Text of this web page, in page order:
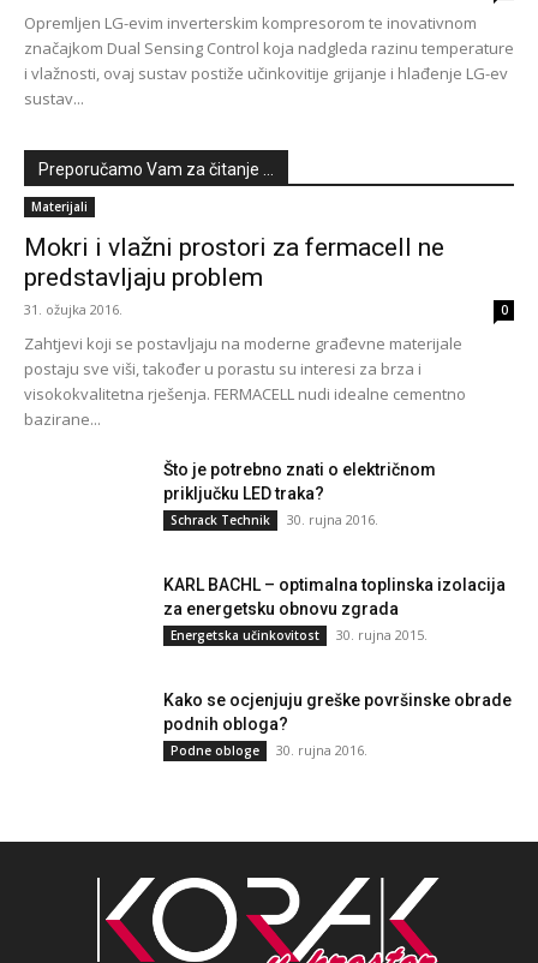
Opremljen LG-evim inverterskim kompresorom te inovativnom
značajkom Dual Sensing Control koja nadgleda razinu temperature
i vlažnosti, ovaj sustav postiže učinkovitije grijanje i hlađenje LG-ev
sustav...
Preporučamo Vam za čitanje ...
Materijali
Mokri i vlažni prostori za fermacell ne
predstavljaju problem
31. ožujka 2016. 0
Zahtjevi koji se postavljaju na moderne građevne materijale
postaju sve viši, također u porastu su interesi za brza i
visokokvalitetna rješenja. FERMACELL nudi idealne cementno
bazirane...
Što je potrebno znati o električnom
priključku LED traka?
Schrack Technik 30. rujna 2016.
KARL BACHL – optimalna toplinska izolacija
za energetsku obnovu zgrada
Energetska učinkovitost 30. rujna 2015.
Kako se ocjenjuju greške površinske obrade
podnih obloga?
Podne obloge 30. rujna 2016.